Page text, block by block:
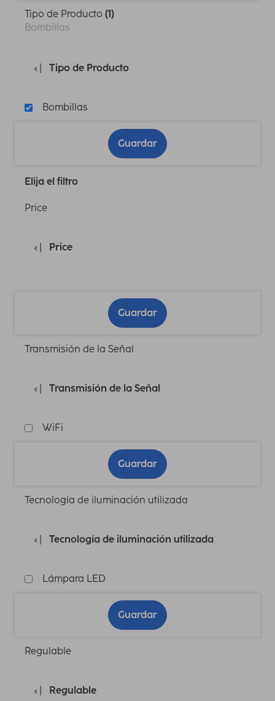
Tipo de Producto (1)
Bombillas
Tipo de Producto
Bombillas
Guardar
Elija el filtro
Price
Price
Guardar
Transmisión de la Señal
Transmisión de la Señal
WiFi
Guardar
Tecnología de iluminación utilizada
Tecnología de iluminación utilizada
Lámpara LED
Guardar
Regulable
Regulable